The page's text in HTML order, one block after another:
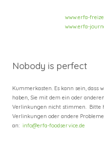
www.erfa-
www.erfa-
Nobody is perfect
Kummerkasten. Es kann sein,
haben, Sie mit dem ein oder
Verlinkungen nicht stimmen. Bitte
Verlinkungen oder andere
an:info@erfa-foodservice.de